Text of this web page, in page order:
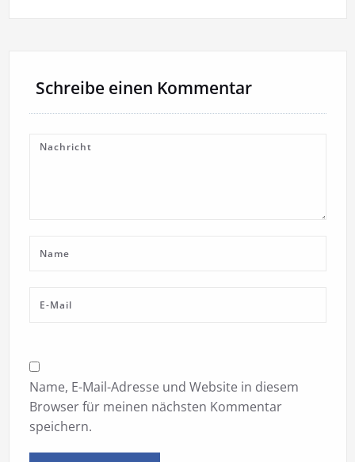
Schreibe einen Kommentar
Name, E-Mail-Adresse und Website in diesem
Browser für meinen nächsten Kommentar
speichern.